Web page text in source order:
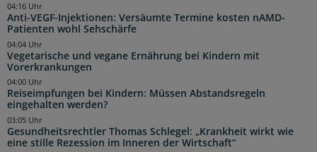
Anti-VEGF-Injektionen: Versäumte Termine kosten nAMD-
Patienten wohl Sehschärfe
04:16 Uhr
Vegetarische und vegane Ernährung bei Kindern mit
Vorerkrankungen
04:04 Uhr
Reiseimpfungen bei Kindern: Müssen Abstandsregeln
eingehalten werden?
04:00 Uhr
Gesundheitsrechtler Thomas Schlegel: „Krankheit wirkt wie
eine stille Rezession im Inneren der Wirtschaft“
03:05 Uhr